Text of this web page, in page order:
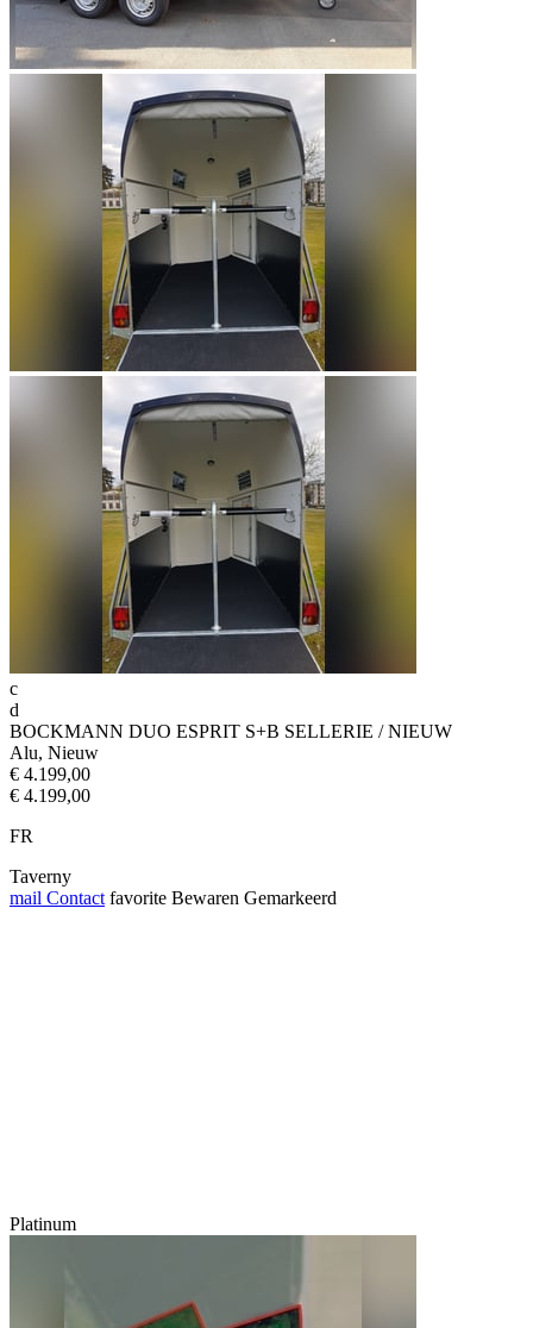
c
d
BOCKMANN DUO ESPRIT S+B SELLERIE / NIEUW
Alu, Nieuw
€ 4.199,00
€ 4.199,00
FR
Taverny
mail Contact favorite Bewaren Gemarkeerd
Platinum